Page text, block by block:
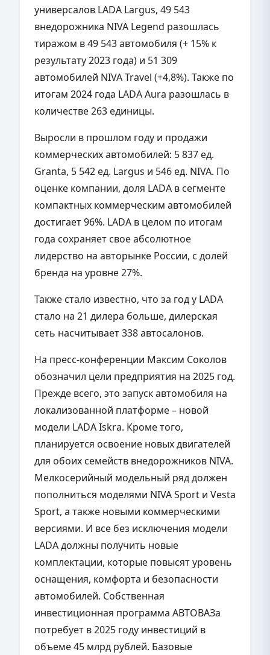
универсалов LADA Largus, 49 543
внедорожника NIVA Legend разошлась
тиражом в 49 543 автомобиля (+ 15% к
результату 2023 года) и 51 309
автомобилей NIVA Travel (+4,8%). Также по
итогам 2024 года LADA Aura разошлась в
количестве 263 единицы.
Выросли в прошлом году и продажи
коммерческих автомобилей: 5 837 ед.
Granta, 5 542 ед. Largus и 546 ед. NIVA. По
оценке компании, доля LADA в сегменте
компактных коммерческим автомобилей
достигает 96%. LADA в целом по итогам
года сохраняет свое абсолютное
лидерство на авторынке России, с долей
бренда на уровне 27%.
Также стало известно, что за год у LADA
стало на 21 дилера больше, дилерская
сеть насчитывает 338 автосалонов.
На пресс-конференции Максим Соколов
обозначил цели предприятия на 2025 год.
Прежде всего, это запуск автомобиля на
локализованной платформе – новой
модели LADA Iskra. Кроме того,
планируется освоение новых двигателей
для обоих семейств внедорожников NIVA.
Мелкосерийный модельный ряд должен
пополниться моделями NIVA Sport и Vesta
Sport, а также новыми коммерческими
версиями. И все без исключения модели
LADA должны получить новые
комплектации, которые повысят уровень
оснащения, комфорта и безопасности
автомобилей. Собственная
инвестиционная программа АВТОВАЗа
потребует в 2025 году инвестиций в
объеме 45 млрд рублей. Базовые